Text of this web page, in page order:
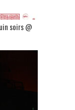
soirs @